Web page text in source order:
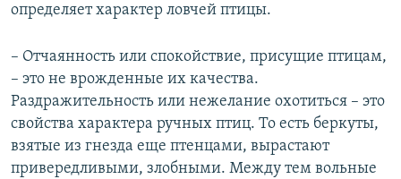
определяет характер ловчей птицы.
– Отчаянность или спокойствие, присущие птицам,
– это не врожденные их качества.
Раздражительность или нежелание охотиться – это
свойства характера ручных птиц. То есть беркуты,
взятые из гнезда еще птенцами, вырастают
привередливыми, злобными. Между тем вольные